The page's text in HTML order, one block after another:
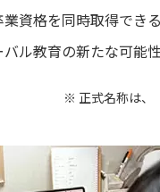
資格を同時取得でき
ル教育の新たな可能
正式名称は、